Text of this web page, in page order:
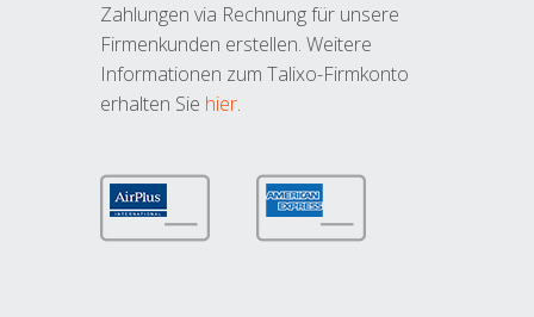
Zahlungen via Rechnung für unsere
Firmenkunden erstellen. Weitere
Informationen zum Talixo-Firmkonto
erhalten Sie hier.